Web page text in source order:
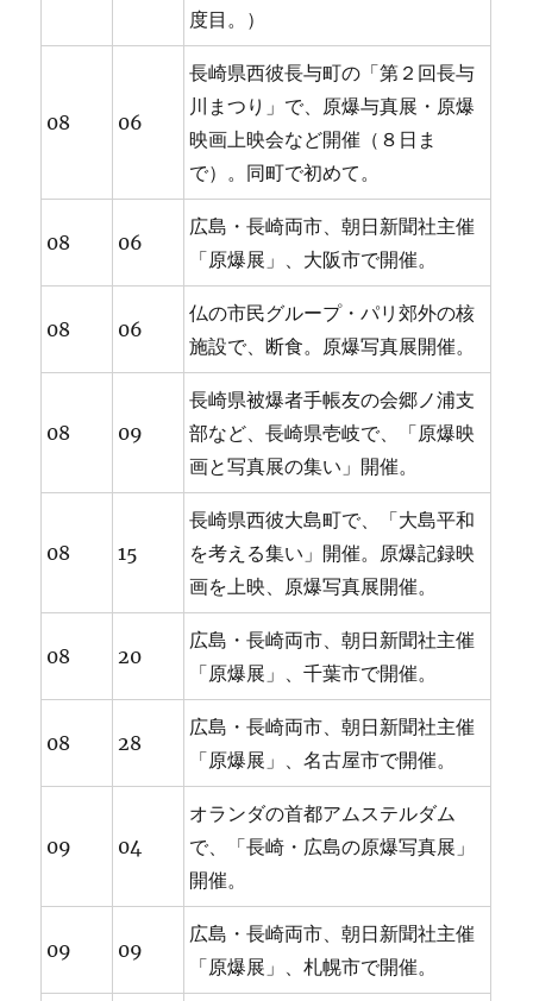
度目。）
08 06
長崎県西彼長与町の「第２回長与
川まつり」で、原爆与真展・原爆
映画上映会など開催（８日ま
で）。同町で初めて。
08 06
広島・長崎両市、朝日新聞社主催
「原爆展」、大阪市で開催。
08 06
仏の市民グループ・パリ郊外の核
施設で、断食。原爆写真展開催。
08 09
長崎県被爆者手帳友の会郷ノ浦支
部など、長崎県壱岐で、「原爆映
画と写真展の集い」開催。
08 15
長崎県西彼大島町で、「大島平和
を考える集い」開催。原爆記録映
画を上映、原爆写真展開催。
08 20
広島・長崎両市、朝日新聞社主催
「原爆展」、千葉市で開催。
08 28
広島・長崎両市、朝日新聞社主催
「原爆展」、名古屋市で開催。
09 04
オランダの首都アムステルダム
で、「長崎・広島の原爆写真展」
開催。
09 09
広島・長崎両市、朝日新聞社主催
「原爆展」、札幌市で開催。